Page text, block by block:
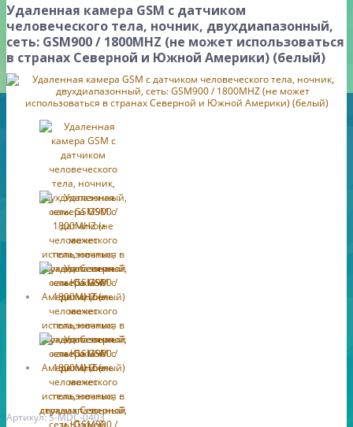
Удаленная камера GSM с датчиком
человеческого тела, ночник, двухдиапазонный,
сеть: GSM900 / 1800MHZ (не может использоваться
в странах Северной и Южной Америки) (белый)
Артикул: S-MDC-0403